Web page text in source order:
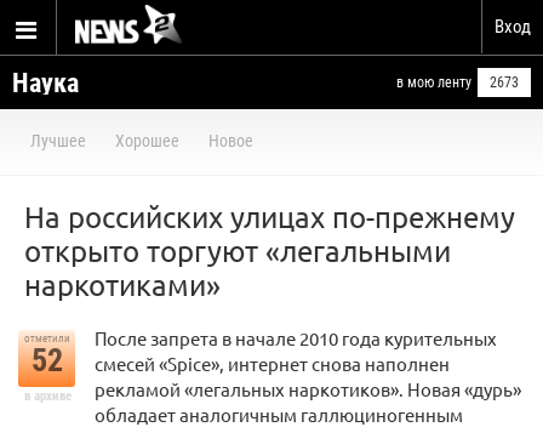
Вход
Наука в мою ленту 2673
Лучшее Хорошее Новое
На российских улицах по-прежнему
открыто торгуют «легальными
наркотиками»
отметили
52
в архиве
После запрета в начале 2010 года курительных
смесей «Spice», интернет снова наполнен
рекламой «легальных наркотиков». Новая «дурь»
обладает аналогичным галлюциногенным